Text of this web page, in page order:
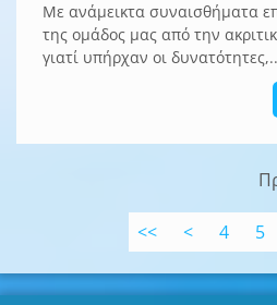
Με ανάμεικτα συναισθήματα
της ομάδος μας από την
γιατί υπήρχαν οι
<< < 4 5